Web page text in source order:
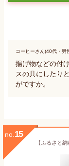
コーヒーさん(40代・男
揚げ物などの付
スの具にしたり
がですか。
no. 15